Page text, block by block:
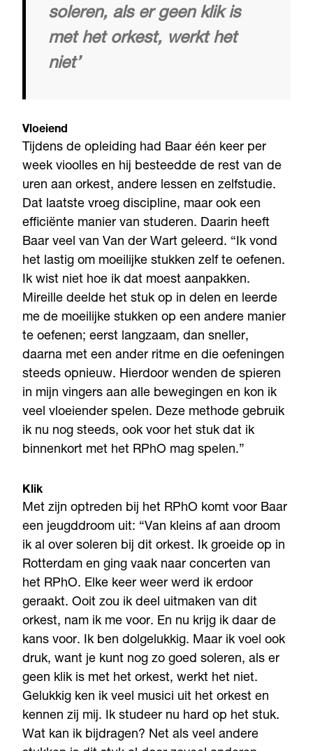
soleren, als er geen klik is
met het orkest, werkt het
niet’
Vloeiend
Tijdens de opleiding had Baar één keer per
week vioolles en hij besteedde de rest van de
uren aan orkest, andere lessen en zelfstudie.
Dat laatste vroeg discipline, maar ook een
efficiënte manier van studeren. Daarin heeft
Baar veel van Van der Wart geleerd. “Ik vond
het lastig om moeilijke stukken zelf te oefenen.
Ik wist niet hoe ik dat moest aanpakken.
Mireille deelde het stuk op in delen en leerde
me de moeilijke stukken op een andere manier
te oefenen; eerst langzaam, dan sneller,
daarna met een ander ritme en die oefeningen
steeds opnieuw. Hierdoor wenden de spieren
in mijn vingers aan alle bewegingen en kon ik
veel vloeiender spelen. Deze methode gebruik
ik nu nog steeds, ook voor het stuk dat ik
binnenkort met het RPhO mag spelen.”
Klik
Met zijn optreden bij het RPhO komt voor Baar
een jeugddroom uit: “Van kleins af aan droom
ik al over soleren bij dit orkest. Ik groeide op in
Rotterdam en ging vaak naar concerten van
het RPhO. Elke keer weer werd ik erdoor
geraakt. Ooit zou ik deel uitmaken van dit
orkest, nam ik me voor. En nu krijg ik daar de
kans voor. Ik ben dolgelukkig. Maar ik voel ook
druk, want je kunt nog zo goed soleren, als er
geen klik is met het orkest, werkt het niet.
Gelukkig ken ik veel musici uit het orkest en
kennen zij mij. Ik studeer nu hard op het stuk.
Wat kan ik bijdragen? Net als veel andere